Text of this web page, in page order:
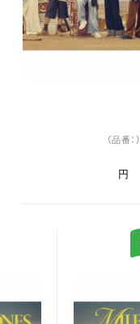
（品番：）
円